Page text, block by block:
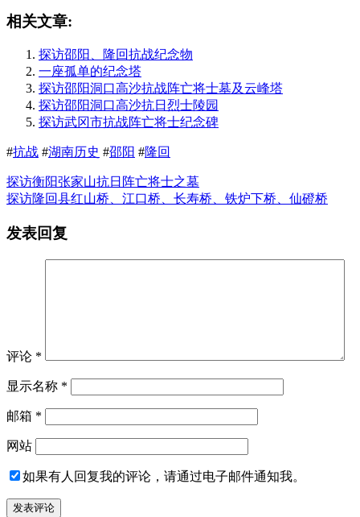
相关文章:
探访邵阳、隆回抗战纪念物
一座孤单的纪念塔
探访邵阳洞口高沙抗战阵亡将士墓及云峰塔
探访邵阳洞口高沙抗日烈士陵园
探访武冈市抗战阵亡将士纪念碑
#抗战 #湖南历史 #邵阳 #隆回
探访衡阳张家山抗日阵亡将士之墓
探访隆回县红山桥、江口桥、长寿桥、铁炉下桥、仙磴桥
发表回复
评论 *
显示名称 *
邮箱 *
网站
如果有人回复我的评论，请通过电子邮件通知我。